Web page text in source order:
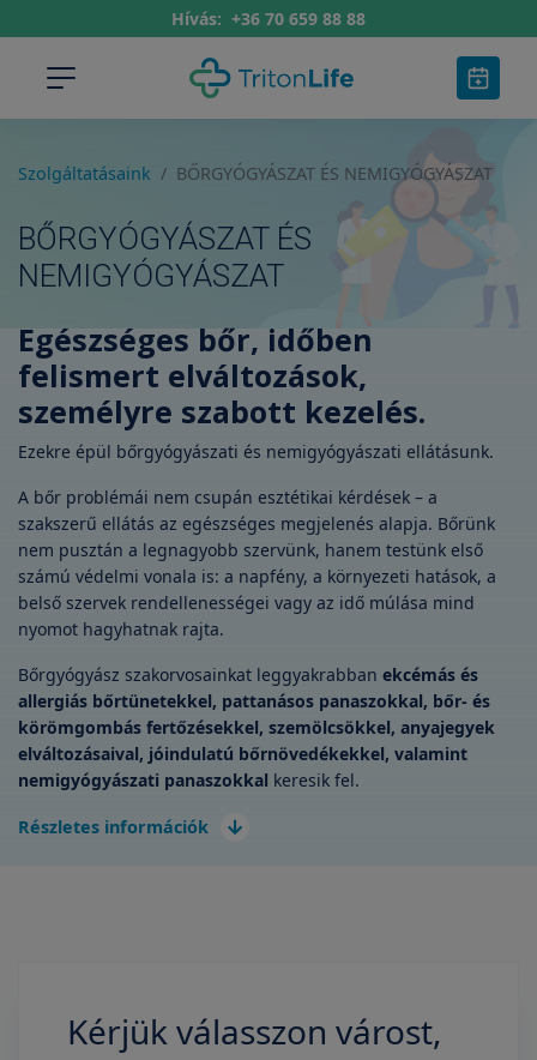
Hívás: +36 70 659 88 88
Szolgáltatásaink BŐRGYÓGYÁSZAT ÉS NEMIGYÓGYÁSZAT
BŐRGYÓGYÁSZAT ÉS
NEMIGYÓGYÁSZAT
Egészséges bőr, időben
felismert elváltozások,
személyre szabott kezelés.
Ezekre épül bőrgyógyászati és nemigyógyászati ellátásunk.
A bőr problémái nem csupán esztétikai kérdések – a
szakszerű ellátás az egészséges megjelenés alapja. Bőrünk
nem pusztán a legnagyobb szervünk, hanem testünk első
számú védelmi vonala is: a napfény, a környezeti hatások, a
belső szervek rendellenességei vagy az idő múlása mind
nyomot hagyhatnak rajta.
Bőrgyógyász szakorvosainkat leggyakrabban ekcémás és
allergiás bőrtünetekkel, pattanásos panaszokkal, bőr- és
körömgombás fertőzésekkel, szemölcsökkel, anyajegyek
elváltozásaival, jóindulatú bőrnövedékekkel, valamint
nemigyógyászati panaszokkal keresik fel.
Részletes információk
Kérjük válasszon várost,